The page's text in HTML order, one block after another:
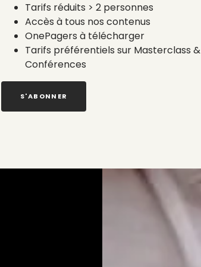
Tarifs réduits > 2 personnes
Accès à tous nos contenus
OnePagers à télécharger
Tarifs préférentiels sur Masterclass &
Conférences
S'ABONNER